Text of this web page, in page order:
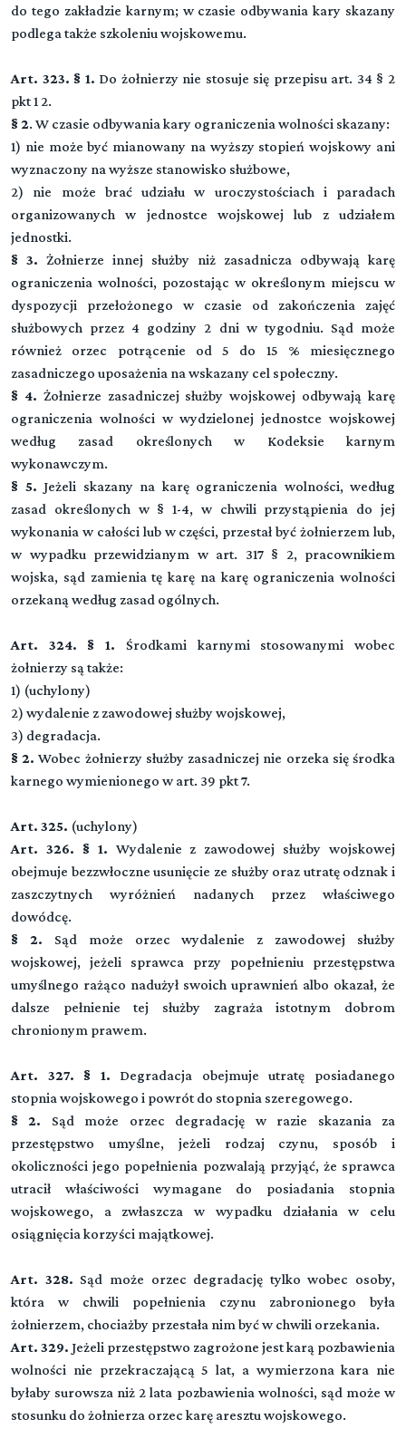
do tego zakładzie karnym; w czasie odbywania kary skazany
podlega także szkoleniu wojskowemu.
Art. 323. § 1. Do żołnierzy nie stosuje się przepisu art. 34 § 2
pkt 1 2.
§ 2. W czasie odbywania kary ograniczenia wolności skazany:
1) nie może być mianowany na wyższy stopień wojskowy ani
wyznaczony na wyższe stanowisko służbowe,
2) nie może brać udziału w uroczystościach i paradach
organizowanych w jednostce wojskowej lub z udziałem
jednostki.
§ 3. Żołnierze innej służby niż zasadnicza odbywają karę
ograniczenia wolności, pozostając w określonym miejscu w
dyspozycji przełożonego w czasie od zakończenia zajęć
służbowych przez 4 godziny 2 dni w tygodniu. Sąd może
również orzec potrącenie od 5 do 15 % miesięcznego
zasadniczego uposażenia na wskazany cel społeczny.
§ 4. Żołnierze zasadniczej służby wojskowej odbywają karę
ograniczenia wolności w wydzielonej jednostce wojskowej
według zasad określonych w Kodeksie karnym
wykonawczym.
§ 5. Jeżeli skazany na karę ograniczenia wolności, według
zasad określonych w § 1-4, w chwili przystąpienia do jej
wykonania w całości lub w części, przestał być żołnierzem lub,
w wypadku przewidzianym w art. 317 § 2, pracownikiem
wojska, sąd zamienia tę karę na karę ograniczenia wolności
orzekaną według zasad ogólnych.
Art. 324. § 1. Środkami karnymi stosowanymi wobec
żołnierzy są także:
1) (uchylony)
2) wydalenie z zawodowej służby wojskowej,
3) degradacja.
§ 2.Wobec żołnierzy służby zasadniczej nie orzeka się środka
karnego wymienionego w art. 39 pkt 7.
Art. 325. (uchylony)
Art. 326. § 1. Wydalenie z zawodowej służby wojskowej
obejmuje bezzwłoczne usunięcie ze służby oraz utratę odznak i
zaszczytnych wyróżnień nadanych przez właściwego
dowódcę.
§ 2. Sąd może orzec wydalenie z zawodowej służby
wojskowej, jeżeli sprawca przy popełnieniu przestępstwa
umyślnego rażąco nadużył swoich uprawnień albo okazał, że
dalsze pełnienie tej służby zagraża istotnym dobrom
chronionym prawem.
Art. 327. § 1. Degradacja obejmuje utratę posiadanego
stopnia wojskowego i powrót do stopnia szeregowego.
§ 2. Sąd może orzec degradację w razie skazania za
przestępstwo umyślne, jeżeli rodzaj czynu, sposób i
okoliczności jego popełnienia pozwalają przyjąć, że sprawca
utracił właściwości wymagane do posiadania stopnia
wojskowego, a zwłaszcza w wypadku działania w celu
osiągnięcia korzyści majątkowej.
Art. 328. Sąd może orzec degradację tylko wobec osoby,
która w chwili popełnienia czynu zabronionego była
żołnierzem, chociażby przestała nim być w chwili orzekania.
Art. 329. Jeżeli przestępstwo zagrożone jest karą pozbawienia
wolności nie przekraczającą 5 lat, a wymierzona kara nie
byłaby surowsza niż 2 lata pozbawienia wolności, sąd może w
stosunku do żołnierza orzec karę aresztu wojskowego.